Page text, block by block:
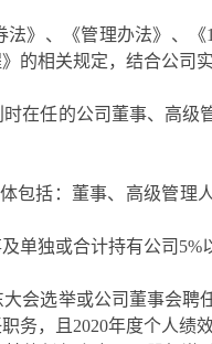
》、《管理办法》、
《1
的相关规定，结合公司
在任的公司董事、高级
包括： 董事、高级管理
单独或合计持有公司 5%
会选举或公司董事会聘
务，且 2020年度个人绩